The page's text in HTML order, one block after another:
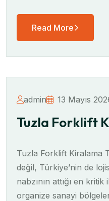
Read More
admin 13 Mayıs
Tuzla Forklift
Tuzla Forklift Kiralama
değil, Türkiye’nin de
nabzının attığı en kritik
organize sanayi